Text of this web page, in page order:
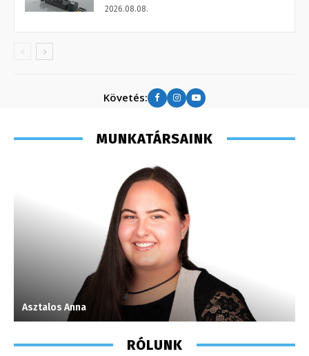
2026.08.08.
Követés:
MUNKATÁRSAINK
Asztalos Anna
RÓLUNK